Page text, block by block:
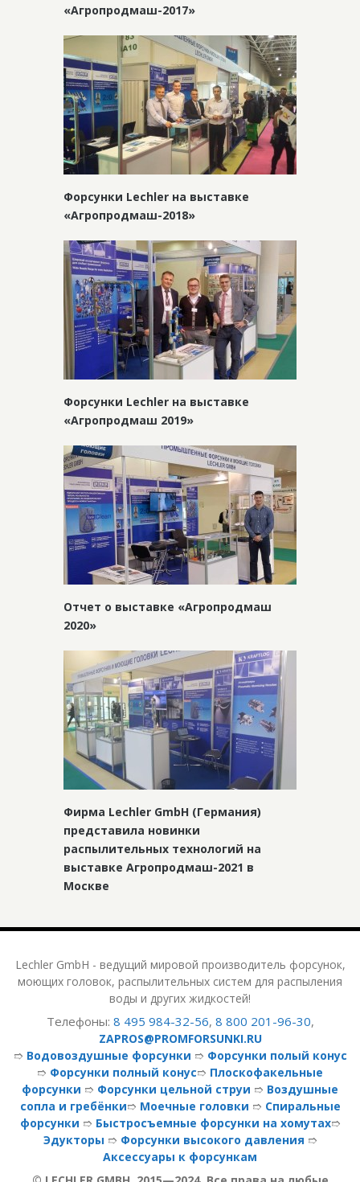
«Агропродмаш-2017»
Форсунки Lechler на выставке
«Агропродмаш-2018»
Форсунки Lechler на выставке
«Агропродмаш 2019»
Отчет о выставке «Агропродмаш
2020»
Фирма Lechler GmbH (Германия)
представила новинки
распылительных технологий на
выставке Агропродмаш-2021 в
Москве
Lechler GmbH - ведущий мировой производитель форсунок,
моющих головок, распылительных систем для распыления
воды и других жидкостей!
Телефоны: 8 495 984-32-56, 8 800 201-96-30,
ZAPROS@PROMFORSUNKI.RU
➱ Водовоздушные форсунки ➱ Форсунки полый конус
➱ Форсунки полный конус➱ Плоскофакельные
форсунки ➱ Форсунки цельной струи ➱ Воздушные
сопла и гребёнки➱ Моечные головки ➱ Спиральные
форсунки ➱ Быстросъемные форсунки на хомутах➱
Эдукторы ➱ Форсунки высокого давления ➱
Аксессуары к форсункам